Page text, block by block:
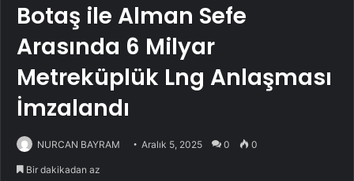
Botaş ile Alman Sefe
Arasında 6 Milyar
Metreküplük Lng Anlaşması
İmzalandı
NURCAN BAYRAM Aralık 5, 2025 0 0
Bir dakikadan az